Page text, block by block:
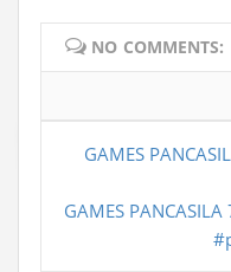
NO COMMENTS:
GAMES
GAMES